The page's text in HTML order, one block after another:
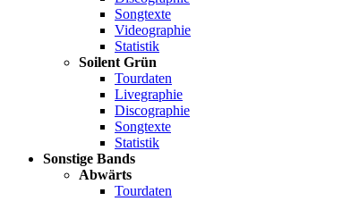
Songtexte
Videographie
Statistik
Soilent Grün
Tourdaten
Livegraphie
Discographie
Songtexte
Statistik
Sonstige Bands
Abwärts
Tourdaten